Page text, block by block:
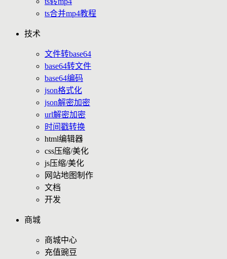
ts合并mp4教程
技术
文件转base64
base64转文件
base64编码
json格式化
json解密加密
url解密加密
时间戳转换
html编辑器
css压缩/美化
js压缩/美化
网站地图制作
文档
开发
商城
商城中心
充值豌豆